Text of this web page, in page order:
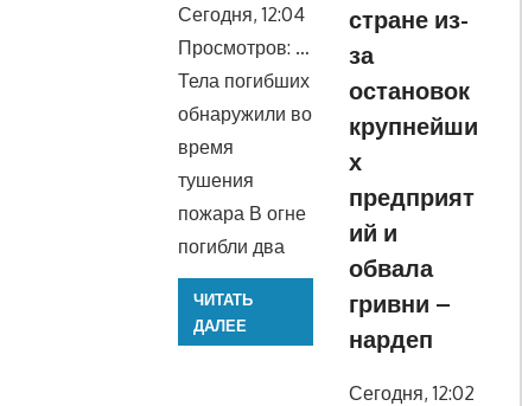
Сегодня, 12:04
Просмотров: …
Тела погибших
обнаружили во
время
тушения
пожара В огне
погибли два
ЧИТАТЬ
ДАЛЕЕ
стране из-
за
остановок
крупнейши
х
предприят
ий и
обвала
гривни –
нардеп
Сегодня, 12:02